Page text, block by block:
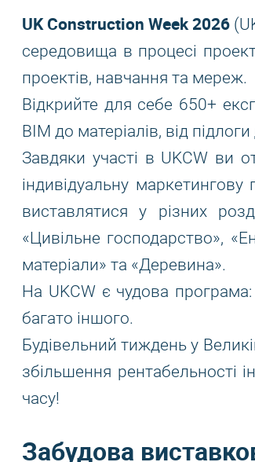
UK Construction Week 2026
середовища в процесі
проектів, навчання та мереж.
Відкрийте для себе 650+
BIM до матеріалів, від
Завдяки участі в UKCW ви
індивідуальну
виставлятися у різних
«Цивільне господарство»,
матеріали» та «Деревина».
На UKCW є чудова програма:
багато іншого.
Будівельний тиждень у
збільшення рентабельності
часу!
Забудова